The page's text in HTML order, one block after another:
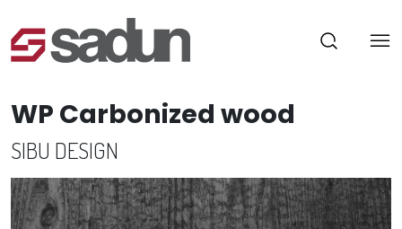
WP Carbonized wood
SIBU DESIGN